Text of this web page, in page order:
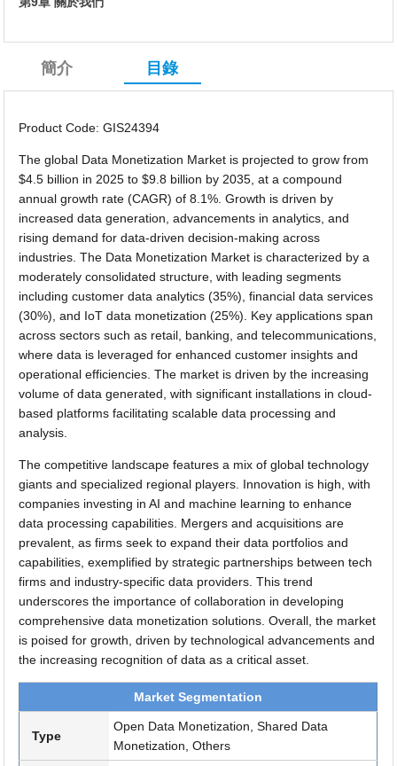
簡介 目錄
Product Code: GIS24394
The global Data Monetization Market is projected to grow from
$4.5 billion in 2025 to $9.8 billion by 2035, at a compound
annual growth rate (CAGR) of 8.1%. Growth is driven by
increased data generation, advancements in analytics, and
rising demand for data-driven decision-making across
industries. The Data Monetization Market is characterized by a
moderately consolidated structure, with leading segments
including customer data analytics (35%), financial data services
(30%), and IoT data monetization (25%). Key applications span
across sectors such as retail, banking, and telecommunications,
where data is leveraged for enhanced customer insights and
operational efficiencies. The market is driven by the increasing
volume of data generated, with significant installations in cloud-
based platforms facilitating scalable data processing and
analysis.
The competitive landscape features a mix of global technology
giants and specialized regional players. Innovation is high, with
companies investing in AI and machine learning to enhance
data processing capabilities. Mergers and acquisitions are
prevalent, as firms seek to expand their data portfolios and
capabilities, exemplified by strategic partnerships between tech
firms and industry-specific data providers. This trend
underscores the importance of collaboration in developing
comprehensive data monetization solutions. Overall, the market
is poised for growth, driven by technological advancements and
the increasing recognition of data as a critical asset.
Market Segmentation
Type
Open Data Monetization, Shared Data
Monetization, Others